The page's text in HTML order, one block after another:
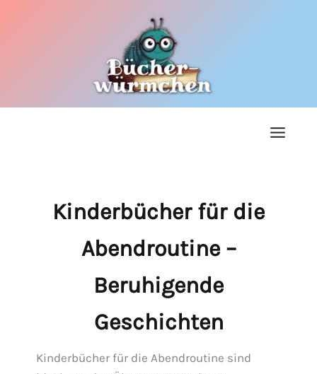
Kinderbücher für die
Abendroutine –
Beruhigende
Geschichten
Kinderbücher für die Abendroutine sind